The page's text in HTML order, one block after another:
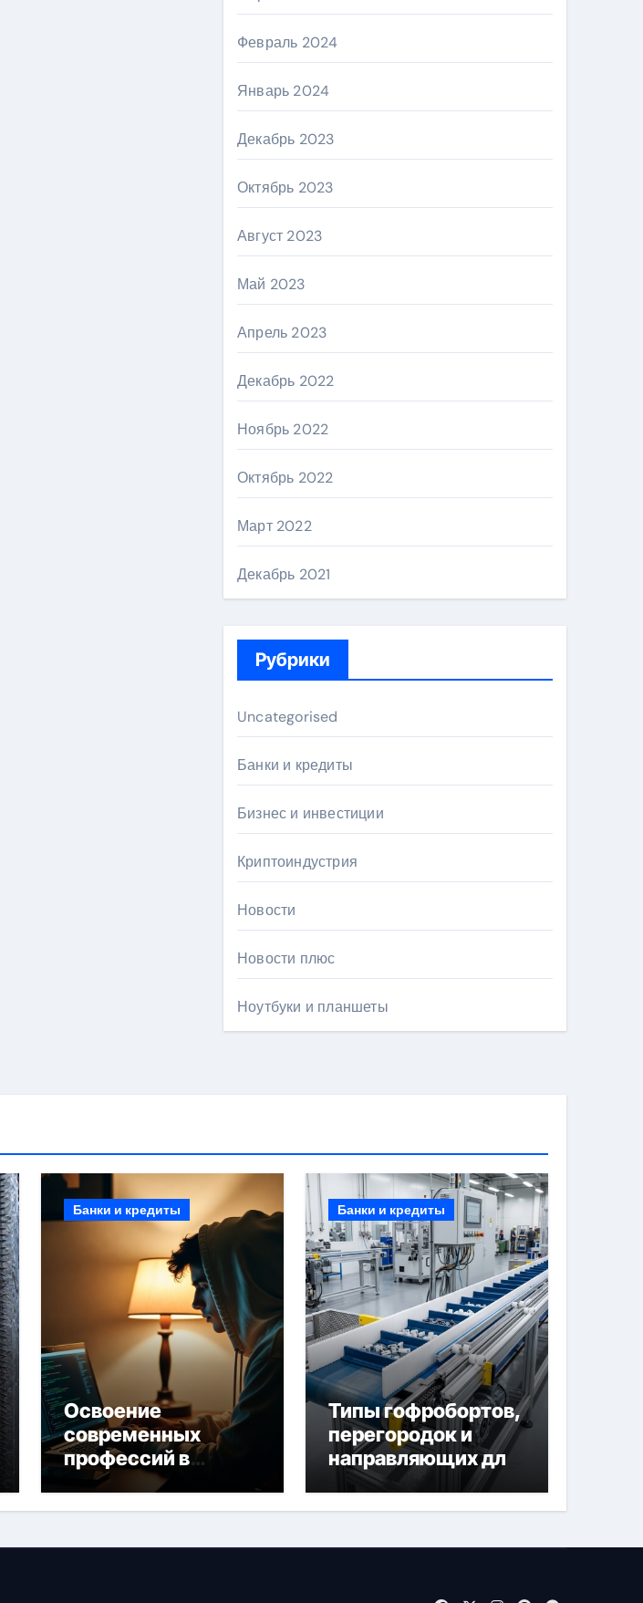
Февраль 2024
Январь 2024
Декабрь 2023
Октябрь 2023
Август 2023
Май 2023
Апрель 2023
Декабрь 2022
Ноябрь 2022
Октябрь 2022
Март 2022
Декабрь 2021
Рубрики
Uncategorised
Банки и кредиты
Бизнес и инвестиции
Криптоиндустрия
Новости
Новости плюс
Ноутбуки и планшеты
Банки и кредиты
Освоение
современных
профессий в
онлайн-формате
Банки и кредиты
Типы гофробортов,
перегородок и
направляющих для
конвейерных лент